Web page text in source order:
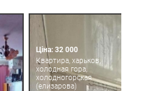
Ціна: 32 000
Квартира, харьков,
холодная гора,
холодногорская
(елизарова)